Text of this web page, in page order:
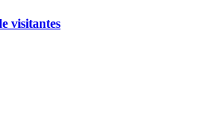
visitantes